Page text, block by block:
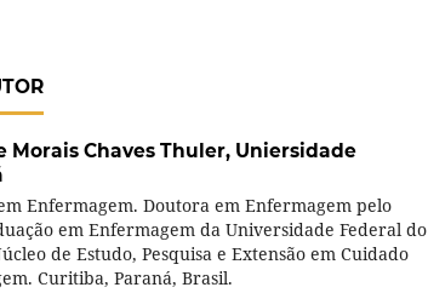
Morais Chaves Thuler, Uniersidade
Enfermagem. Doutora em Enfermagem pelo
em Enfermagem da Universidade Federal do
de Estudo, Pesquisa e Extensão em Cuidado
Curitiba, Paraná, Brasil.